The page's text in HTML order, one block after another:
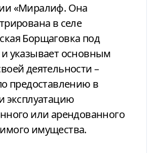
«Миралиф. Она
в селе
Борщаговка под
указывает основным
деятельности –
предоставлению в
эксплуатацию
или арендованного
имущества.